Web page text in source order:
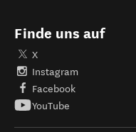
Finde uns auf
X
Instagram
Facebook
YouTube